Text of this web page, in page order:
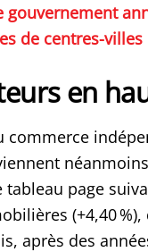
gouvernement
de centres-villes
en
commerce
page
(+4,40
après des